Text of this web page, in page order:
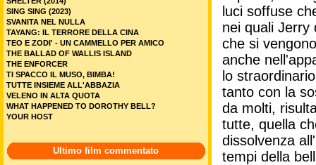
luci soffuse
nei quali Jerry
che si
anche
lo
tanto con la
da molti,
tutte, quella
dissolvenza
tempi della
SING SING (2023)
SVANITA NEL NULLA
TAYANG: IL TERRORE DELLA CINA
TEO E ZODI' - UN CAMMELLO PER AMICO
THE BALLAD OF WALLIS ISLAND
THE ENFORCER
TI SPACCO IL MUSO, BIMBA!
TUTTE INSIEME ALL'ABBAZIA
VELENO IN ALTA QUOTA
WHAT HAPPENED TO DOROTHY BELL?
YOUR HOST
Ultimo film commentato